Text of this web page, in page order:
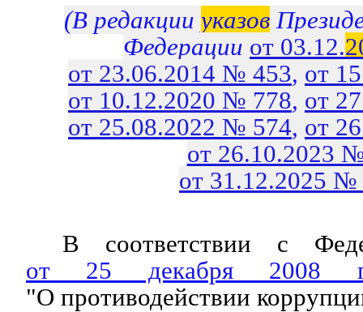
(В редакции указов
Федерации от 03.12.
от 23.06.2014 № 453, от
от 10.12.2020 № 778, от
от 25.08.2022 № 574, от
от 26.10.2023
от 31.12.2025 №
В соответствии с
от 25 декабря
"О противодействии